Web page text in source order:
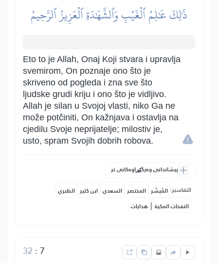
ذَٰلِكَ عَٰلِمُ ٱلۡغَيۡبِ وَٱلشَّهَٰدَةِ ٱلۡعَزِيزُ ٱلرَّحِيمُ
Eto to je Allah, Onaj Koji stvara i upravlja
svemirom, On poznaje ono što je
skriveno od pogleda i zna sve što
ljudske grudi kriju i ono što je vidljivo.
Allah je silan u Svojoj vlasti, niko Ga ne
može potčiniti, On kažnjava i ostavlja na
cjedilu Svoje neprijatelje; milostiv je,
usto, spram Svojih dobrih robova.
پیشاندانی وەرگێڕاوەکانی تر
التفاسير: المُيسَّر المختصر السعدي ابن كثير الطبري
النفحات المكية | هدايات
7
:
32